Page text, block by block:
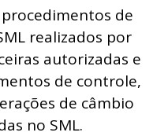
de
realizados por
autorizadas e
de controle,
de câmbio
no SML.